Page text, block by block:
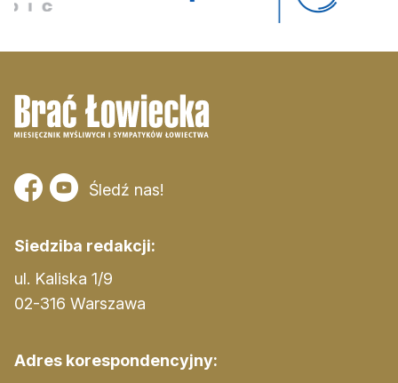
Śledź nas!
Siedziba redakcji:
ul. Kaliska 1/9
02-316 Warszawa
Adres korespondencyjny: